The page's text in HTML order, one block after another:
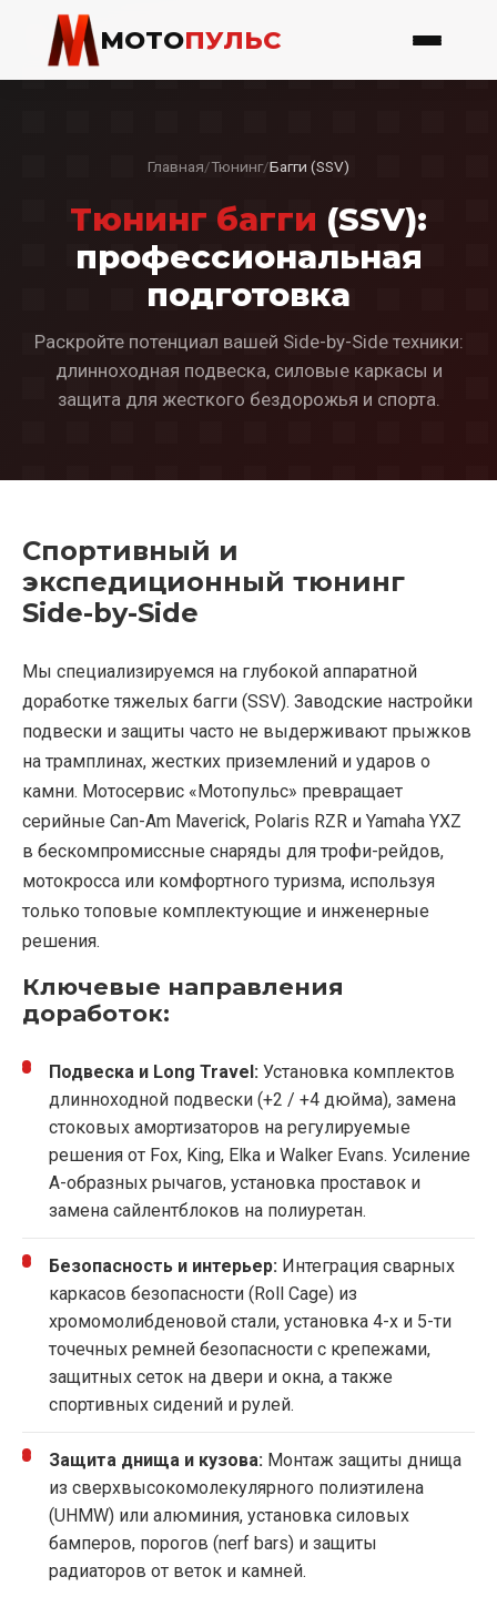
МОТОПУЛЬС
Главная/Тюнинг/Багги (SSV)
Тюнинг багги (SSV):
профессиональная
подготовка
Раскройте потенциал вашей Side-by-Side техники:
длинноходная подвеска, силовые каркасы и
защита для жесткого бездорожья и спорта.
Спортивный и
экспедиционный тюнинг
Side-by-Side
Мы специализируемся на глубокой аппаратной
доработке тяжелых багги (SSV). Заводские настройки
подвески и защиты часто не выдерживают прыжков
на трамплинах, жестких приземлений и ударов о
камни. Мотосервис «Мотопульс» превращает
серийные Can-Am Maverick, Polaris RZR и Yamaha YXZ
в бескомпромиссные снаряды для трофи-рейдов,
мотокросса или комфортного туризма, используя
только топовые комплектующие и инженерные
решения.
Ключевые направления
доработок:
Подвеска и Long Travel: Установка комплектов
длинноходной подвески (+2 / +4 дюйма), замена
стоковых амортизаторов на регулируемые
решения от Fox, King, Elka и Walker Evans. Усиление
А-образных рычагов, установка проставок и
замена сайлентблоков на полиуретан.
Безопасность и интерьер: Интеграция сварных
каркасов безопасности (Roll Cage) из
хромомолибденовой стали, установка 4-х и 5-ти
точечных ремней безопасности с крепежами,
защитных сеток на двери и окна, а также
спортивных сидений и рулей.
Защита днища и кузова: Монтаж защиты днища
из сверхвысокомолекулярного полиэтилена
(UHMW) или алюминия, установка силовых
бамперов, порогов (nerf bars) и защиты
радиаторов от веток и камней.